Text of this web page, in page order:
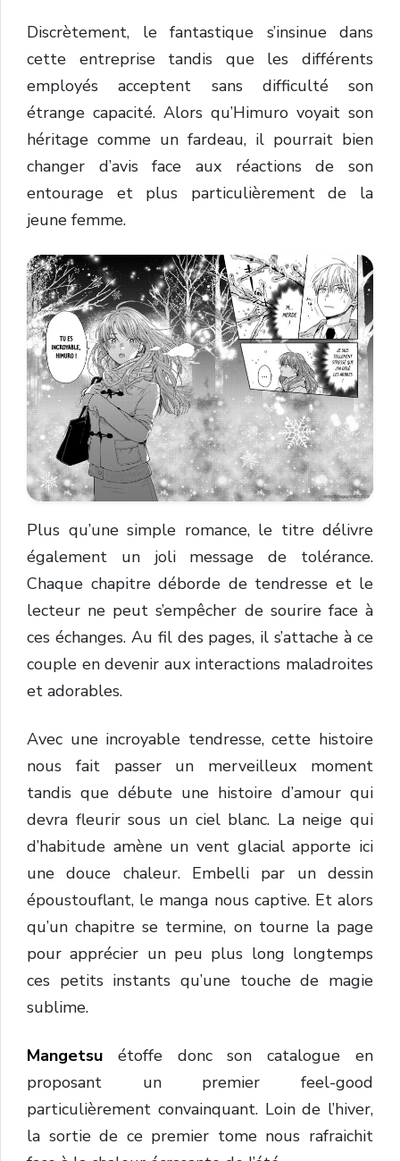
Discrètement, le fantastique s’insinue dans
cette entreprise tandis que les différents
employés acceptent sans difficulté son
étrange capacité. Alors qu’Himuro voyait son
héritage comme un fardeau, il pourrait bien
changer d’avis face aux réactions de son
entourage et plus particulièrement de la
jeune femme.
Plus qu’une simple romance, le titre délivre
également un joli message de tolérance.
Chaque chapitre déborde de tendresse et le
lecteur ne peut s’empêcher de sourire face à
ces échanges. Au fil des pages, il s’attache à ce
couple en devenir aux interactions maladroites
et adorables.
Avec une incroyable tendresse, cette histoire
nous fait passer un merveilleux moment
tandis que débute une histoire d’amour qui
devra fleurir sous un ciel blanc. La neige qui
d’habitude amène un vent glacial apporte ici
une douce chaleur. Embelli par un dessin
époustouflant, le manga nous captive. Et alors
qu’un chapitre se termine, on tourne la page
pour apprécier un peu plus long longtemps
ces petits instants qu’une touche de magie
sublime.
Mangetsu étoffe donc son catalogue en
proposant un premier feel-good
particulièrement convainquant. Loin de l’hiver,
la sortie de ce premier tome nous rafraichit